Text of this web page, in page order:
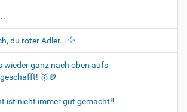
du roter Adler...🦅
wieder ganz nach oben aufs
🥇🪙
ist nicht immer gut gemacht‼️